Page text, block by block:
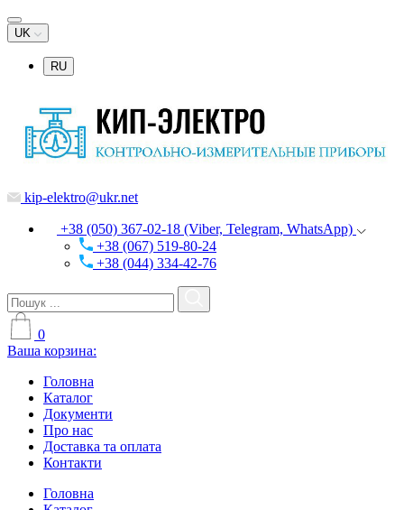
UK
RU
kip-elektro@ukr.net
+38 (050) 367-02-18 (Viber, Telegram, WhatsApp)
+38 (067) 519-80-24
+38 (044) 334-42-76
0
Ваша корзина:
Головна
Каталог
Документи
Про нас
Доставка та оплата
Контакти
Головна